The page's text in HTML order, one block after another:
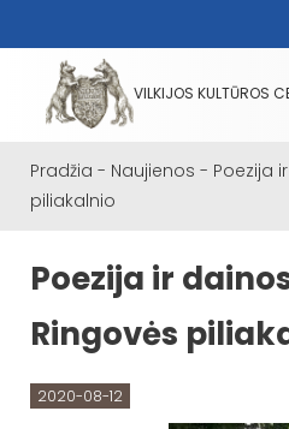
VILKIJOS KULTŪROS
Pradžia - Naujienos - Poezija
piliakalnio
Poezija ir
Ringovės
2020-08-12